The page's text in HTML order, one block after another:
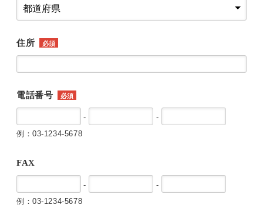
住所 必須
電話番号 必須
-
-
例：03-1234-5678
FAX
-
-
例：03-1234-5678